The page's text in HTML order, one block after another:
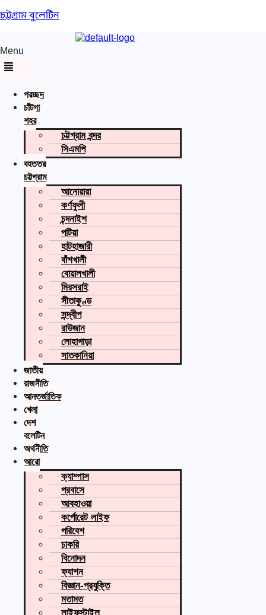
চট্টগ্রাম বুলেটিন
Menu
প্রচ্ছদ
চাঁটগা
শহর
চট্টগ্রাম বন্দর
সিএমপি
বৃহত্তর
চট্টগ্রাম
আনোয়ারা
কর্ণফুলী
চন্দনাইশ
পটিয়া
হাটহাজারী
বাঁশখালী
বোয়ালখালী
মিরসরাই
সীতাকুণ্ড
সন্দ্বীপ
রাউজান
লোহাগাড়া
সাতকানিয়া
জাতীয়
রাজনীতি
আন্তর্জাতিক
খেলা
দেশ
বুলেটিন
অর্থনীতি
আরো
ক্যাম্পাস
প্রবাসে
আবহাওয়া
কর্পোরেট লাইফ
পরিবেশ
চাকরি
বিনোদন
ফ্যাশন
বিজ্ঞান-প্রযুক্তি
মতামত